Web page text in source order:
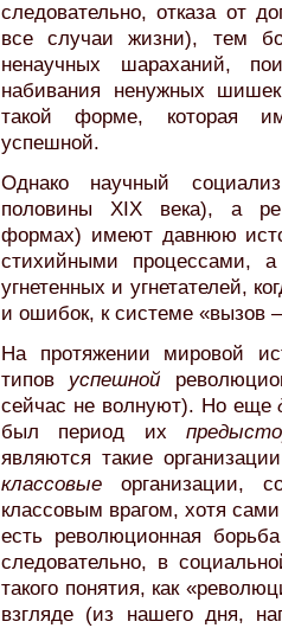
следовательно, отказа от
все случаи жизни), тем
ненаучных шараханий,
набивания ненужных
такой форме, которая
успешной.
Однако научный
половины XIX века), а
формах) имеют давнюю
стихийными процессами,
угнетенных и угнетателей,
и ошибок, к системе
На протяжении мировой
типов успешной
сейчас не волнуют). Но еще
был период их
являются такие
классовые организации,
классовым врагом, хотя
есть революционная
следовательно, в
такого понятия, как
взгляде (из нашего дня,